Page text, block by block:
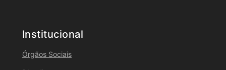
Institucional
Órgãos Sociais